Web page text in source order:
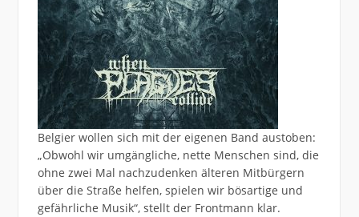
Belgier wollen sich mit der eigenen Band austoben:
„Obwohl wir umgängliche, nette Menschen sind, die
ohne zwei Mal nachzudenken älteren Mitbürgern
über die Straße helfen, spielen wir bösartige und
gefährliche Musik“, stellt der Frontmann klar.